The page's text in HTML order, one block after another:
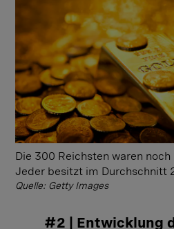
Die 300 Reichsten waren
Jeder besitzt im Durchschnitt
Quelle: Getty Images
#2 | Entwicklung